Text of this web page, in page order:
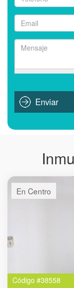
Teléfono
Email
*
Enviar
En Centro
Código #38558